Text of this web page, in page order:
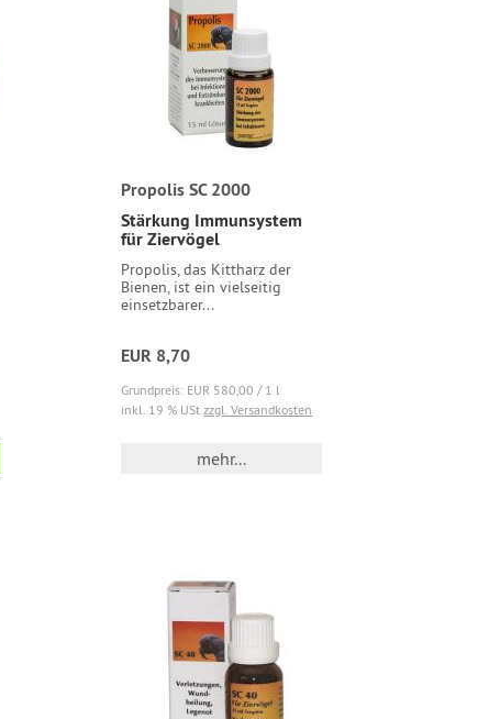
Propolis SC 2000
Stärkung Immunsystem
für Ziervögel
Propolis, das Kittharz der
Bienen, ist ein vielseitig
einsetzbarer...
EUR 8,70
Grundpreis: EUR 580,00 / 1 l
inkl. 19 % UStzzgl. Versandkosten
mehr...